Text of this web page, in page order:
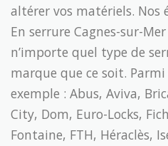
altérer vos matériels. Nos
En serrure Cagnes-sur-
n’importe quel type de
marque que ce soit.
exemple : Abus, Aviva,
City, Dom, Euro-Locks,
Fontaine, FTH, Héraclès,